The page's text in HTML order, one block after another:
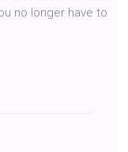
no longer have to